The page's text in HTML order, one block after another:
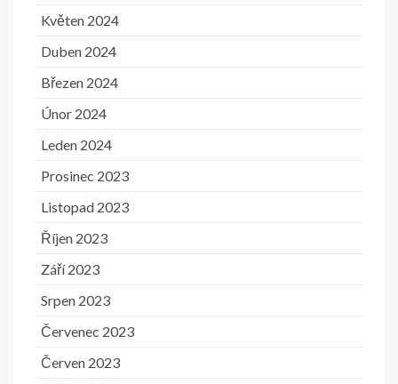
Květen 2024
Duben 2024
Březen 2024
Únor 2024
Leden 2024
Prosinec 2023
Listopad 2023
Říjen 2023
Září 2023
Srpen 2023
Červenec 2023
Červen 2023